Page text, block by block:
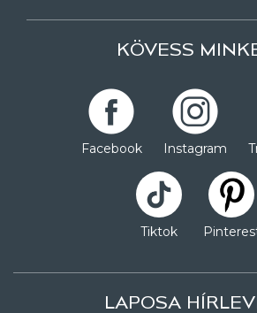
KÖVESS
Facebook Instagram
Tiktok
LAPOSA